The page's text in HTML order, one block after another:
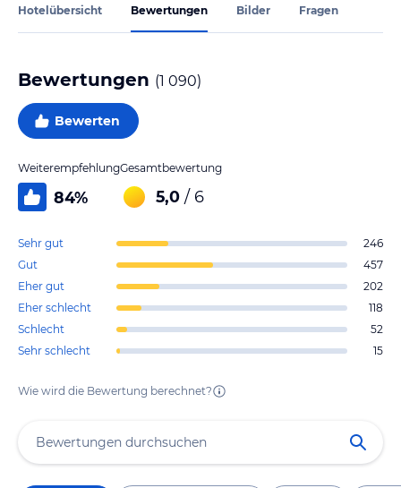
Hotelübersicht Bewertungen Bilder Fragen
Bewertungen (1 090)
Bewerten
Weiterempfehlung
84%
Gesamtbewertung
5,0 / 6
Sehr gut
246
Gut
457
Eher gut
202
Eher schlecht
118
Schlecht
52
Sehr schlecht
15
Wie wird die Bewertung berechnet?